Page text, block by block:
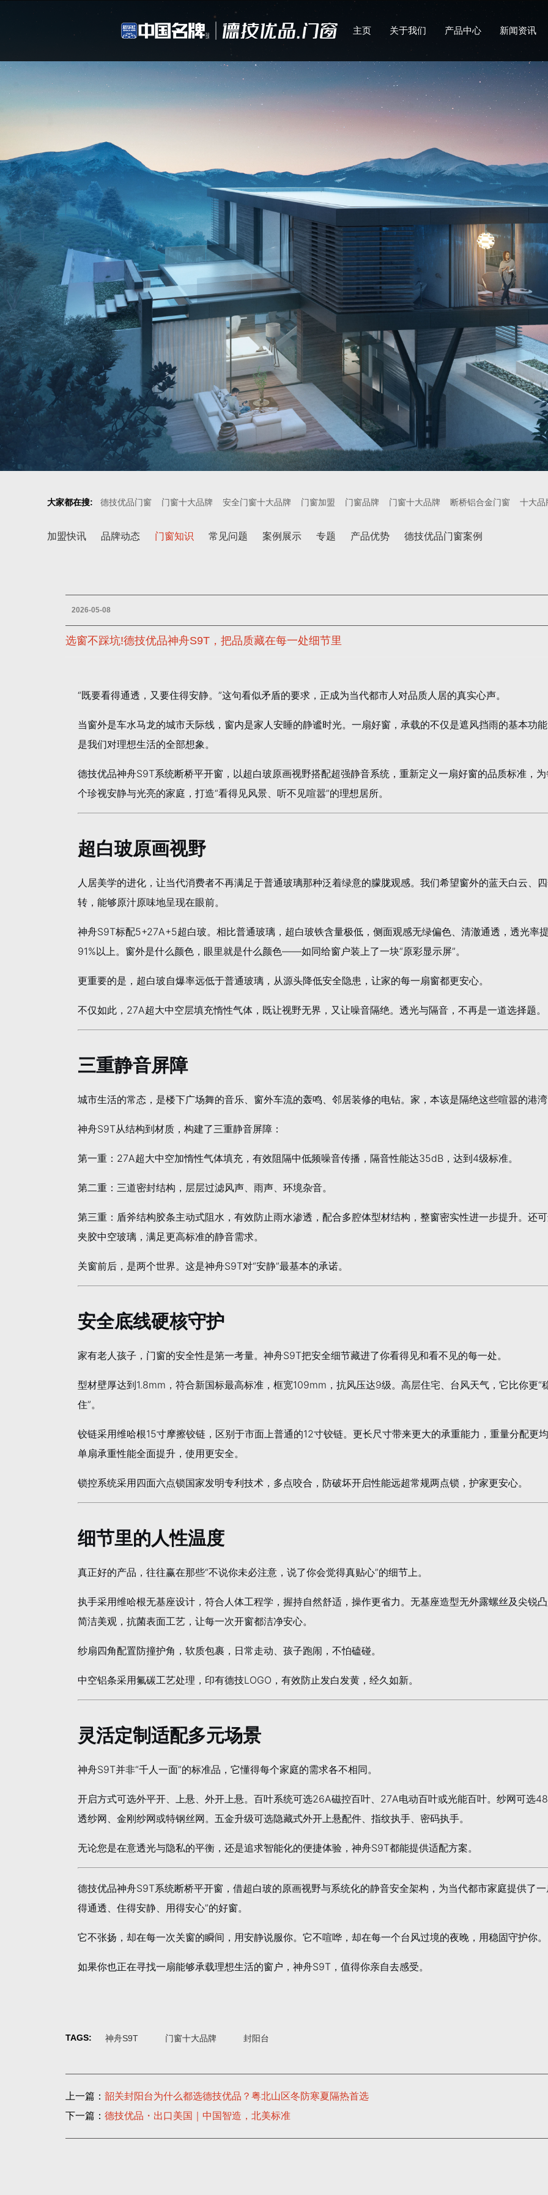
主页 关于我们 产品中心 新闻资讯
大家都在搜: 德技优品门窗 门窗十大品牌 安全门窗十大品牌 门窗加盟 门窗品牌 门窗十大品牌 断桥铝合金门窗 十大品
加盟快讯 品牌动态 门窗知识 常见问题 案例展示 专题 产品优势 德技优品门窗案例
2026-05-08
选窗不踩坑!德技优品神舟S9T，把品质藏在每一处细节里
“既要看得通透，又要住得安静。”这句看似矛盾的要求，正成为当代都市人对品质人居的真实心声。
当窗外是车水马龙的城市天际线，窗内是家人安睡的静谧时光。一扇好窗，承载的不仅是遮风挡雨的基本功
是我们对理想生活的全部想象。
德技优品神舟S9T系统断桥平开窗，以超白玻原画视野搭配超强静音系统，重新定义一扇好窗的品质标准，为
个珍视安静与光亮的家庭，打造“看得见风景、听不见喧嚣”的理想居所。
超白玻原画视野
人居美学的进化，让当代消费者不再满足于普通玻璃那种泛着绿意的朦胧观感。我们希望窗外的蓝天白云、
转，能够原汁原味地呈现在眼前。
神舟S9T标配5+27A+5超白玻。相比普通玻璃，超白玻铁含量极低，侧面观感无绿偏色、清澈通透，透光率
91%以上。窗外是什么颜色，眼里就是什么颜色——如同给窗户装上了一块“原彩显示屏”。
更重要的是，超白玻自爆率远低于普通玻璃，从源头降低安全隐患，让家的每一扇窗都更安心。
不仅如此，27A超大中空层填充惰性气体，既让视野无界，又让噪音隔绝。透光与隔音，不再是一道选择题。
三重静音屏障
城市生活的常态，是楼下广场舞的音乐、窗外车流的轰鸣、邻居装修的电钻。家，本该是隔绝这些喧嚣的港湾
神舟S9T从结构到材质，构建了三重静音屏障：
第一重：27A超大中空加惰性气体填充，有效阻隔中低频噪音传播，隔音性能达35dB，达到4级标准。
第二重：三道密封结构，层层过滤风声、雨声、环境杂音。
第三重：盾斧结构胶条主动式阻水，有效防止雨水渗透，配合多腔体型材结构，整窗密实性进一步提升。还
夹胶中空玻璃，满足更高标准的静音需求。
关窗前后，是两个世界。这是神舟S9T对“安静”最基本的承诺。
安全底线硬核守护
家有老人孩子，门窗的安全性是第一考量。神舟S9T把安全细节藏进了你看得见和看不见的每一处。
型材壁厚达到1.8mm，符合新国标最高标准，框宽109mm，抗风压达9级。高层住宅、台风天气，它比你更“
住”。
铰链采用维哈根15寸摩擦铰链，区别于市面上普通的12寸铰链。更长尺寸带来更大的承重能力，重量分配更均
单扇承重性能全面提升，使用更安全。
锁控系统采用四面六点锁国家发明专利技术，多点咬合，防破坏开启性能远超常规两点锁，护家更安心。
细节里的人性温度
真正好的产品，往往赢在那些“不说你未必注意，说了你会觉得真贴心”的细节上。
执手采用维哈根无基座设计，符合人体工程学，握持自然舒适，操作更省力。无基座造型无外露螺丝及尖锐凸
简洁美观，抗菌表面工艺，让每一次开窗都洁净安心。
纱扇四角配置防撞护角，软质包裹，日常走动、孩子跑闹，不怕磕碰。
中空铝条采用氟碳工艺处理，印有德技LOGO，有效防止发白发黄，经久如新。
灵活定制适配多元场景
神舟S9T并非“千人一面”的标准品，它懂得每个家庭的需求各不相同。
开启方式可选外平开、上悬、外开上悬。百叶系统可选26A磁控百叶、27A电动百叶或光能百叶。纱网可选
透纱网、金刚纱网或特钢丝网。五金升级可选隐藏式外开上悬配件、指纹执手、密码执手。
无论您是在意透光与隐私的平衡，还是追求智能化的便捷体验，神舟S9T都能提供适配方案。
德技优品神舟S9T系统断桥平开窗，借超白玻的原画视野与系统化的静音安全架构，为当代都市家庭提供了一
得通透、住得安静、用得安心”的好窗。
它不张扬，却在每一次关窗的瞬间，用安静说服你。它不喧哗，却在每一个台风过境的夜晚，用稳固守护你。
如果你也正在寻找一扇能够承载理想生活的窗户，神舟S9T，值得你亲自去感受。
TAGS: 神舟S9T 门窗十大品牌 封阳台
上一篇： 韶关封阳台为什么都选德技优品？粤北山区冬防寒夏隔热首选
下一篇： 德技优品・出口美国｜中国智造，北美标准